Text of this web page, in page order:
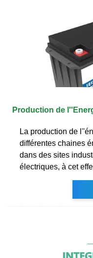
Production de
La production de
différentes chaines
dans des sites
électriques, à cet